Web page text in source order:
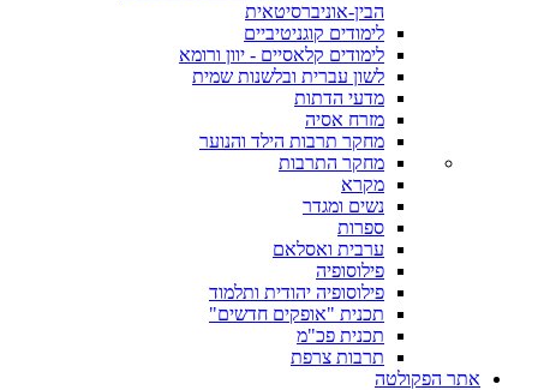
הבין-אוניברסיטאית
לימודים קוגניטיביים
לימודים קלאסיים - יוון ורומא
לשון עברית ובלשנות שמית
מדעי הדתות
מזרח אסיה
מחקר תרבות הילד והנוער
מחקר התרבות
מקרא
נשים ומגדר
ספרות
ערבית ואסלאם
פילוסופיה
פילוסופיה יהודית ותלמוד
תכנית "אופקים חדשים"
תכנית פכ"מ
תרבות צרפת
אתר הפקולטה